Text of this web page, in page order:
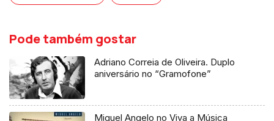
Pode também gostar
Adriano Correia de Oliveira. Duplo
aniversário no “Gramofone”
Miguel Angelo no Viva a Música